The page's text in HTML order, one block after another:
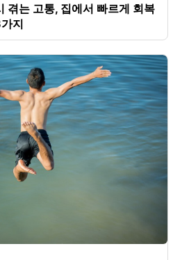
겪는 고통, 집에서 빠르게 회복
지